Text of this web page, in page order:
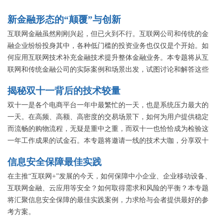
新金融形态的“颠覆”与创新
互联网金融虽然刚刚兴起，但已火到不行。互联网公司和传统的金
融企业纷纷投身其中，各种低门槛的投资业务也仅仅是个开始。如
何应用互联网技术补充金融技术提升整体金融业务。本专题将从互
联网和传统金融公司的实际案例和场景出发，试图讨论和解答这些
揭秘双十一背后的技术较量
双十一是各个电商平台一年中最繁忙的一天，也是系统压力最大的
一天。在高频、高额、高密度的交易场景下，如何为用户提供稳定
而流畅的购物流程，无疑是重中之重，而双十一也恰恰成为检验这
一年工作成果的试金石。本专题将邀请一线的技术大咖，分享双十
信息安全保障最佳实践
在主推“互联网+”发展的今天，如何保障中小企业、企业移动设备、
互联网金融、云应用等安全？如何取得需求和风险的平衡？本专题
将汇聚信息安全保障的最佳实践案例，力求给与会者提供最好的参
考方案。